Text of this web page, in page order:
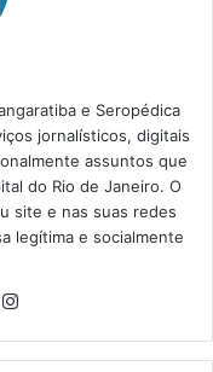
e Seropédica
jornalísticos, digitais
assuntos que
do Rio de Janeiro. O
site e nas suas redes
legítima e socialmente
Yo
ra